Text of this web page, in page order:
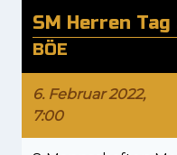
SM Herren Tag
BÖE
6. Februar 2022,
7:00